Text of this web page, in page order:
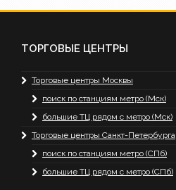
ТОРГОВЫЕ ЦЕНТРЫ
Торговые центры Москвы
поиск по станциям метро (Мск)
большие ТЦ рядом с метро (Мск)
Торговые центры Санкт-Петербурга
поиск по станциям метро (СПб)
большие ТЦ рядом с метро (СПб)